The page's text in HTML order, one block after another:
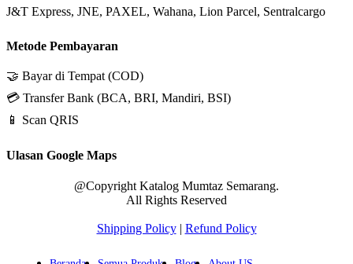
J&T Express, JNE, PAXEL, Wahana, Lion Parcel, Sentralcargo
Metode Pembayaran
🤝 Bayar di Tempat (COD)
💳 Transfer Bank (BCA, BRI, Mandiri, BSI)
📱 Scan QRIS
Ulasan Google Maps
@Copyright Katalog Mumtaz Semarang.
All Rights Reserved
Shipping Policy| Refund Policy